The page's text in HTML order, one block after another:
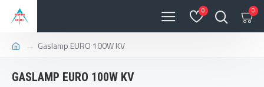
0 0
Gaslamp EURO 100W KV
GASLAMP EURO 100W KV